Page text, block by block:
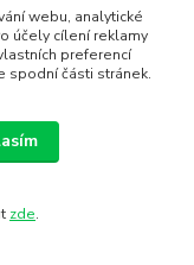
webu, analytické
účely cílení reklamy
preferencí
spodní části stránek.
zde.